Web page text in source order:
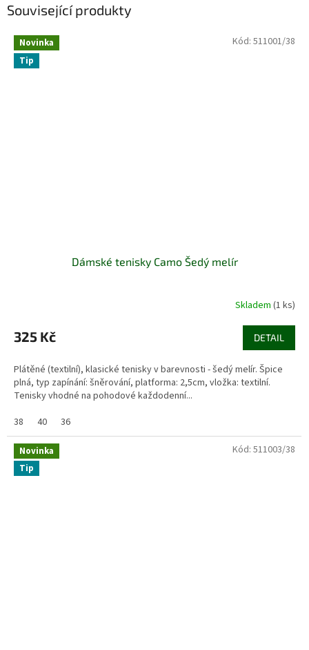
Související produkty
Novinka
Tip
Dámské tenisky Camo Šedý melír
Skladem (1 ks)
325 Kč DETAIL
Plátěné (textilní), klasické tenisky v barevnosti - šedý melír. Špice
plná, typ zapínání: šněrování, platforma: 2,5cm, vložka: textilní.
Tenisky vhodné na pohodové každodenní...
38
40 36
Kód: 511001/38
Novinka
Tip
Kód: 511003/38